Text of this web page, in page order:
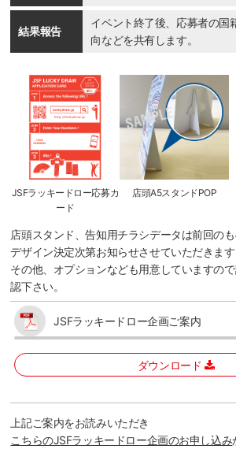
結果報告
イベント終了後、応募者の国
向などを共有します。
JSFラッキードロー応募カ
ード
店頭A5スタンドPOP
店頭スタンド、告知用チラシデータは前回のも
デザイン決定次第お知らせさせていただきます
その他、オプションなども用意していますの
認下さい。
JSFラッキードロー企画ご案内
ダウンロード
上記ご案内をお読みいただき
こちらのJSFラッキードロー企画のお申し込み